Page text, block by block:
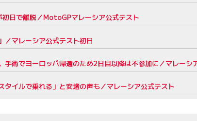
日で離脱／MotoGPマレーシア公式テスト
／マレーシア公式テスト初日
術でヨーロッパ帰還のため2日目以降は不参加に／マレーシ
イルで乗れる」と安堵の声も／マレーシア公式テスト